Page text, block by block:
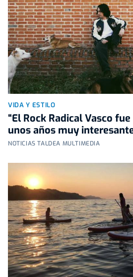
VIDA Y ESTILO
“El Rock Radical Vasco
unos años muy
NOTICIAS TALDEA MULTIMEDIA